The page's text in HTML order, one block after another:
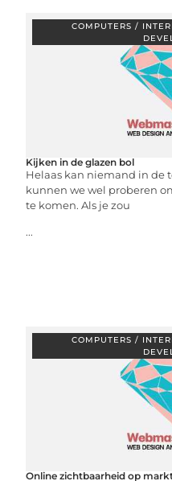
COMPUTERS /
Kijken in de glazen bol
Helaas kan niemand in de
kunnen we wel proberen
te komen. Als je zou
...
COMPUTERS /
Online zichtbaarheid op